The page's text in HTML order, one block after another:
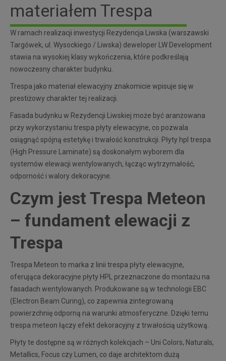
materiałem Trespa
W ramach realizacji inwestycji Rezydencja Liwska (warszawski
Targówek, ul. Wysockiego / Liwska) deweloper LW Development
stawia na wysokiej klasy wykończenia, które podkreślają
nowoczesny charakter budynku.
Trespa jako materiał elewacyjny znakomicie wpisuje się w
prestiżowy charakter tej realizacji.
Fasada budynku w Rezydencji Liwskiej może być aranżowana
przy wykorzystaniu trespa płyty elewacyjne, co pozwala
osiągnąć spójną estetykę i trwałość konstrukcji. Płyty hpl trespa
(High Pressure Laminate) są doskonałym wyborem dla
systemów elewacji wentylowanych, łącząc wytrzymałość,
odporność i walory dekoracyjne.
Czym jest Trespa Meteon
– fundament elewacji z
Trespa
Trespa Meteon to marka z linii trespa płyty elewacyjne,
oferująca dekoracyjne płyty HPL przeznaczone do montażu na
fasadach wentylowanych. Produkowane są w technologii EBC
(Electron Beam Curing), co zapewnia zintegrowaną
powierzchnię odporną na warunki atmosferyczne. Dzięki temu
trespa meteon łączy efekt dekoracyjny z trwałością użytkową.
Płyty te dostępne są w różnych kolekcjach – Uni Colors, Naturals,
Metallics, Focus czy Lumen, co daje architektom dużą